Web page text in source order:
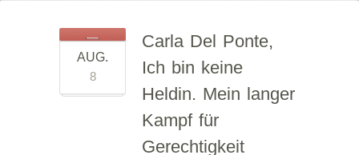
AUG.
8
Carla Del Ponte,
Ich bin keine
Heldin. Mein langer
Kampf für
Gerechtigkeit